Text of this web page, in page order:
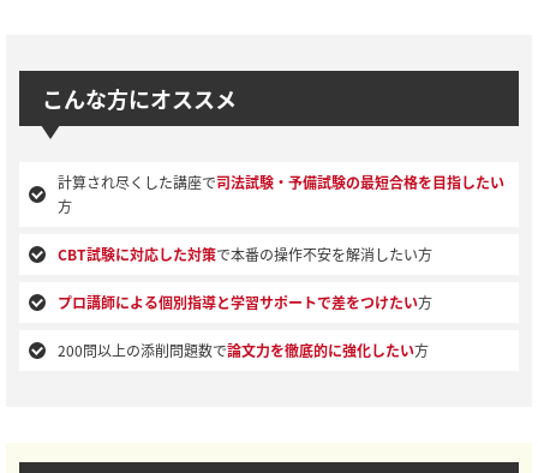
こんな方にオススメ
計算され尽くした講座で司法試験・予備試験の最短合格を目指したい
方
CBT試験に対応した対策で本番の操作不安を解消したい方
プロ講師による個別指導と学習サポートで差をつけたい方
200問以上の添削問題数で論文力を徹底的に強化したい方